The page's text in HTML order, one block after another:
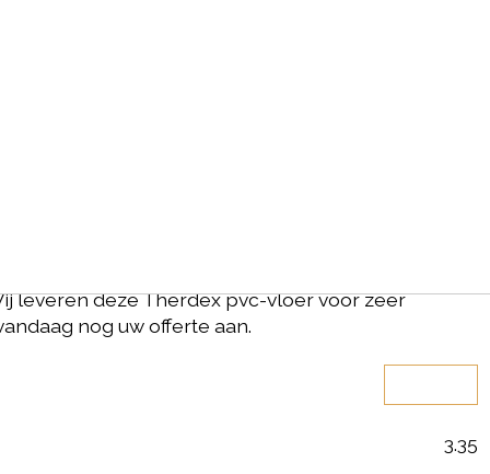
leveren deze Therdex pvc-vloer voor zeer
nog uw offerte aan.
3.35